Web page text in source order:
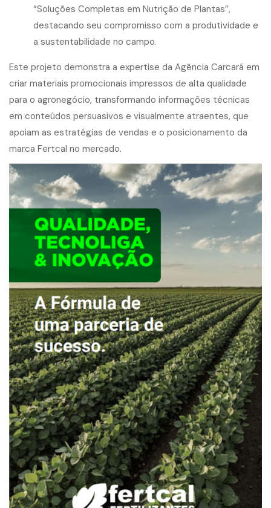
“Soluções Completas em Nutrição de Plantas”,
destacando seu compromisso com a produtividade e
a sustentabilidade no campo.
Este projeto demonstra a expertise da Agência Carcará em
criar materiais promocionais impressos de alta qualidade
para o agronegócio, transformando informações técnicas
em conteúdos persuasivos e visualmente atraentes, que
apoiam as estratégias de vendas e o posicionamento da
marca Fertcal no mercado.